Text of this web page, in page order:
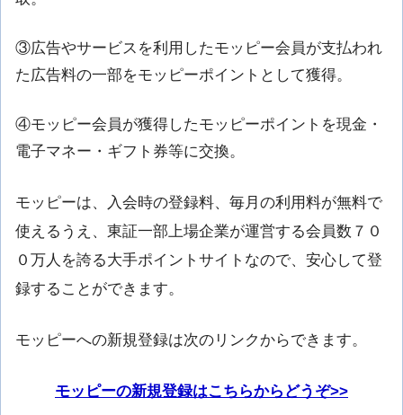
③広告やサービスを利用したモッピー会員が支払われ
た広告料の一部をモッピーポイントとして獲得。
④モッピー会員が獲得したモッピーポイントを現金・
電子マネー・ギフト券等に交換。
モッピーは、入会時の登録料、毎月の利用料が無料で
使えるうえ、東証一部上場企業が運営する会員数７０
０万人を誇る大手ポイントサイトなので、安心して登
録することができます。
モッピーへの新規登録は次のリンクからできます。
モッピーの新規登録はこちらからどうぞ>>